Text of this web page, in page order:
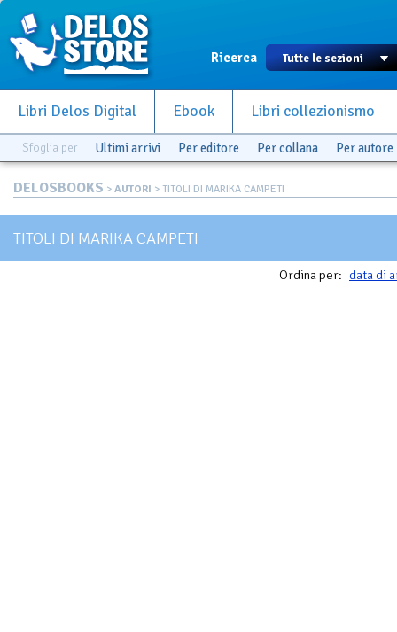
Ricerca
Libri Delos Digital Ebook Libri collezionismo
Sfoglia per Ultimi arrivi Per editore Per collana Per autore
DELOSBOOKS > AUTORI > TITOLI DI MARIKA CAMPETI
TITOLI DI MARIKA CAMPETI
Ordina per: data di